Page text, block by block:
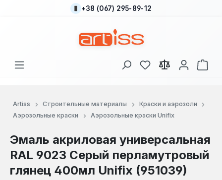
Перейти к основному содержанию
+38 (067) 295-89-12
У вас есть товары
В
Artiss Строительные материалы
Краски и аэрозоли
Аэрозольные краски
Аэрозольные краски Unifix
Эмаль акриловая универсальная
RAL 9023 Серый перламутровый
глянец 400мл Unifix (951039)